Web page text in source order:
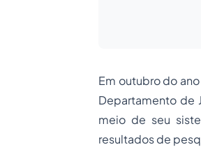
Em outubro do
Departamento de
meio de seu
resultados de